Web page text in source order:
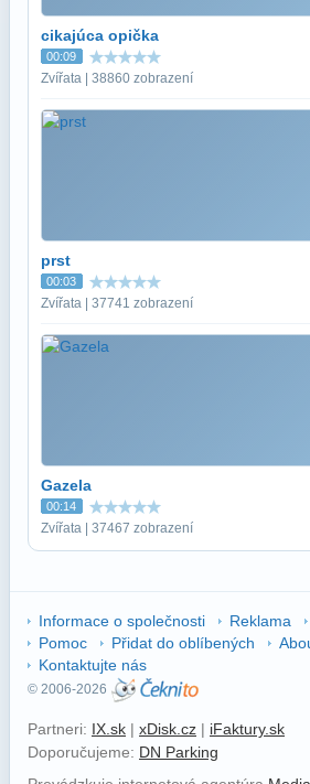
cikajúca opička
00:09
Zvířata | 38860 zobrazení
prst
00:03
Zvířata | 37741 zobrazení
Gazela
00:14
Zvířata | 37467 zobrazení
Informace o společnosti Reklama
Pomoc
Přidat do oblíbených
Kontaktujte nás
© 2006-2026
Partneri: IX.sk | xDisk.cz | iFaktury.sk
Doporučujeme: DN Parking